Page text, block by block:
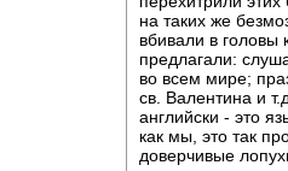
на таких же
вбивали в головы
предлагали:
во всем мире;
св. Валентина и
английски - это
как мы, это так
доверчивые